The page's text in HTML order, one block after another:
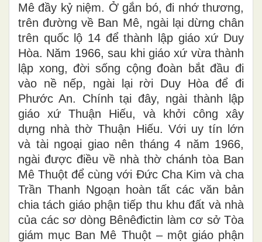
Mê đầy kỷ niệm. Ở gắn bó, đi nhớ thương,
trên đường về Ban Mê, ngài lại dừng chân
trên quốc lộ 14 để thành lập giáo xứ Duy
Hòa. Năm 1966, sau khi giáo xứ vừa thành
lập xong, đời sống cộng đoàn bắt đầu đi
vào nề nếp, ngài lại rời Duy Hòa để đi
Phước An. Chính tại đây, ngài thành lập
giáo xứ Thuận Hiếu, và khởi công xây
dựng nhà thờ Thuận Hiếu. Với uy tín lớn
và tài ngoại giao nên tháng 4 năm 1966,
ngài được điều về nhà thờ chánh tòa Ban
Mê Thuột để cùng với Đức Cha Kim và cha
Trần Thanh Ngoạn hoàn tất các văn bản
chia tách giáo phận tiếp thu khu đất và nhà
của các sơ dòng Bênêđictin làm cơ sở Tòa
giám mục Ban Mê Thuột – một giáo phận